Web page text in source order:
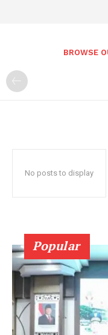
BROWSE
No posts to display
Popular